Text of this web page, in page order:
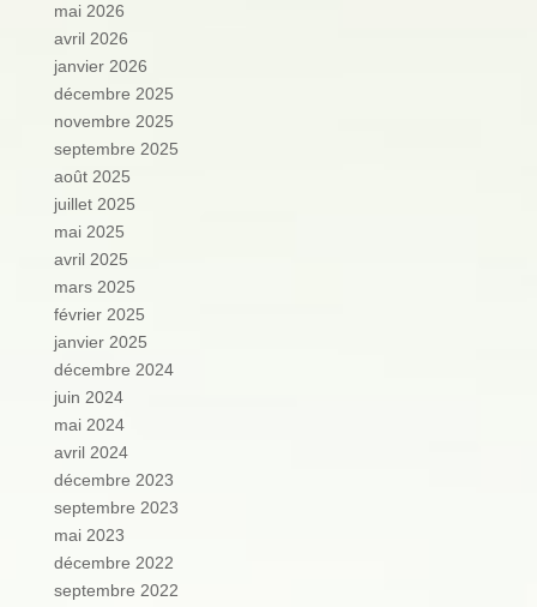
mai 2026
avril 2026
janvier 2026
décembre 2025
novembre 2025
septembre 2025
août 2025
juillet 2025
mai 2025
avril 2025
mars 2025
février 2025
janvier 2025
décembre 2024
juin 2024
mai 2024
avril 2024
décembre 2023
septembre 2023
mai 2023
décembre 2022
septembre 2022